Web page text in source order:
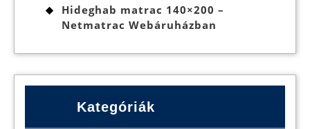
Hideghab matrac 140×200 –
Netmatrac Webáruházban
Kategóriák